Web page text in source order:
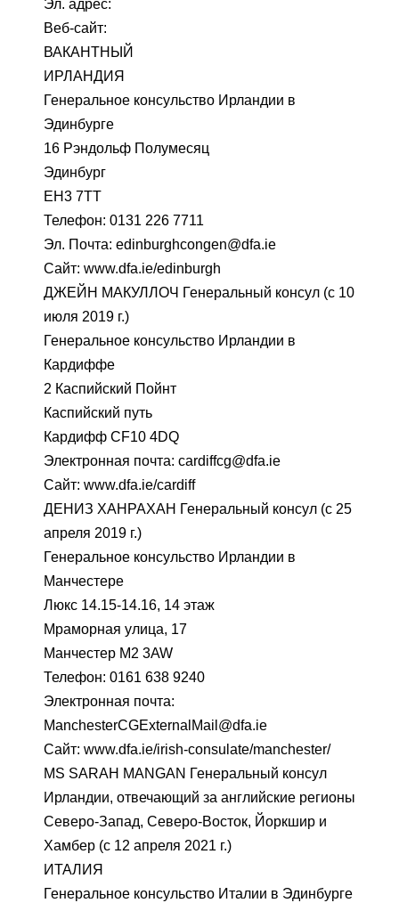
Эл. адрес:
Веб-сайт:
ВАКАНТНЫЙ
ИРЛАНДИЯ
Генеральное консульство Ирландии в
Эдинбурге
16 Рэндольф Полумесяц
Эдинбург
EH3 7TT
Телефон: 0131 226 7711
Эл. Почта: edinburghcongen@dfa.ie
Сайт: www.dfa.ie/edinburgh
ДЖЕЙН МАКУЛЛОЧ Генеральный консул (с 10
июля 2019 г.)
Генеральное консульство Ирландии в
Кардиффе
2 Каспийский Пойнт
Каспийский путь
Кардифф CF10 4DQ
Электронная почта: cardiffcg@dfa.ie
Сайт: www.dfa.ie/cardiff
ДЕНИЗ ХАНРАХАН Генеральный консул (с 25
апреля 2019 г.)
Генеральное консульство Ирландии в
Манчестере
Люкс 14.15-14.16, 14 этаж
Мраморная улица, 17
Манчестер M2 3AW
Телефон: 0161 638 9240
Электронная почта:
ManchesterCGExternalMail@dfa.ie
Сайт: www.dfa.ie/irish-consulate/manchester/
MS SARAH MANGAN Генеральный консул
Ирландии, отвечающий за английские регионы
Северо-Запад, Северо-Восток, Йоркшир и
Хамбер (с 12 апреля 2021 г.)
ИТАЛИЯ
Генеральное консульство Италии в Эдинбурге